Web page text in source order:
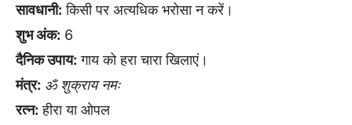
सावधानी: किसी पर अत्यधिक भरोसा न करें।
शुभ अंक: 6
दैनिक उपाय: गाय को हरा चारा खिलाएं।
मंत्र: ॐ शुक्राय नमः
रत्न: हीरा या ओपल